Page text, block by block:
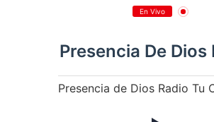
En Vivo
Presencia De Dios
Presencia de Dios Radio Tu